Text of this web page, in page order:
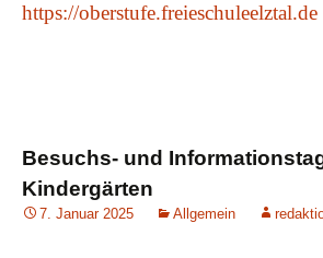
https://oberstufe.freieschuleelztal.de
Besuchs- und
Kindergärten
7. Januar 2025 Allgemein